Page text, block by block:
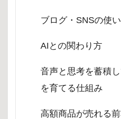
ブログ・SNSの使
AIとの関わり方
音声と思考を蓄積
を育てる仕組み
高額商品が売れる